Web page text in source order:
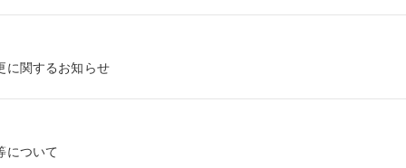
に関するお知らせ
について